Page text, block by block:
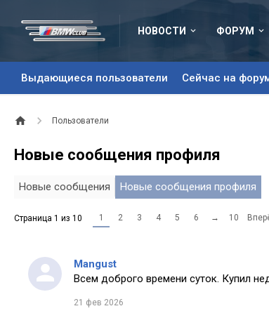
НОВОСТИ ФОРУМ
Выдающиеся пользователи Сейчас на
Пользователи
Новые сообщения профиля
Новые сообщения Новые сообщения профиля
Страница 1 из 10 1 2 3 4 5 6 → 10
Mangust
Всем доброго времени суток. Купил
21 фев 2026